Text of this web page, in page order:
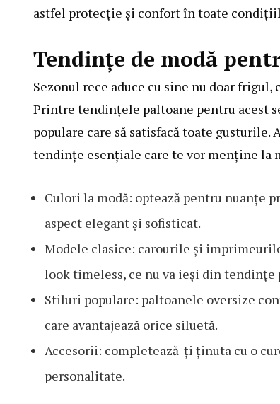
astfel protecție și confort în toate
Tendințe de modă
Sezonul rece aduce cu sine nu doar
Printre tendințele paltoane pentru acest
populare care să satisfacă toate
tendințe esențiale care te vor menține la
Culori la modă: optează pentru nuanțe
aspect elegant și sofisticat.
Modele clasice: carourile și
look timeless, ce nu va ieși din tendințe
Stiluri populare: paltoanele oversize
care avantajează orice siluetă.
Accesorii: completează-ți ținuta cu o
personalitate.